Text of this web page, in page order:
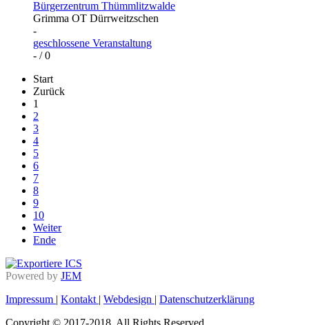
Bürgerzentrum Thümmlitzwalde
Grimma OT Dürrweitzschen
-
geschlossene Veranstaltung
- / 0
Start
Zurück
1
2
3
4
5
6
7
8
9
10
Weiter
Ende
Powered by JEM
Impressum | Kontakt | Webdesign | Datenschutzerklärung
Copyright © 2017-2018. All Rights Reserved.